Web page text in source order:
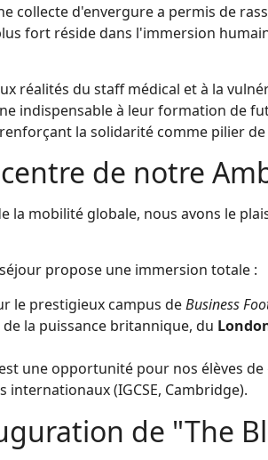
collecte d'envergure a permis de
fort réside dans l'immersion
réalités du staff médical et à la
indispensable à leur formation de
la solidarité comme pilier
de notre
la mobilité globale, nous avons le
propose une immersion totale :
le prestigieux campus deBusiness
la puissance britannique, du
une opportunité pour nos élèves
(IGCSE, Cambridge).
de "The